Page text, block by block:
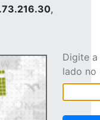
,
Digite
lado no